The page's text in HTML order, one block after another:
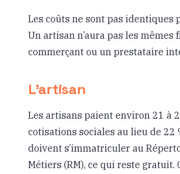
Les coûts ne sont pas identiques
Un artisan n’aura pas les mêmes
commerçant ou un prestataire
L’artisan
Les artisans paient environ 21 à
cotisations sociales au lieu de 22
doivent s’immatriculer au
Métiers (RM), ce qui reste gratuit.